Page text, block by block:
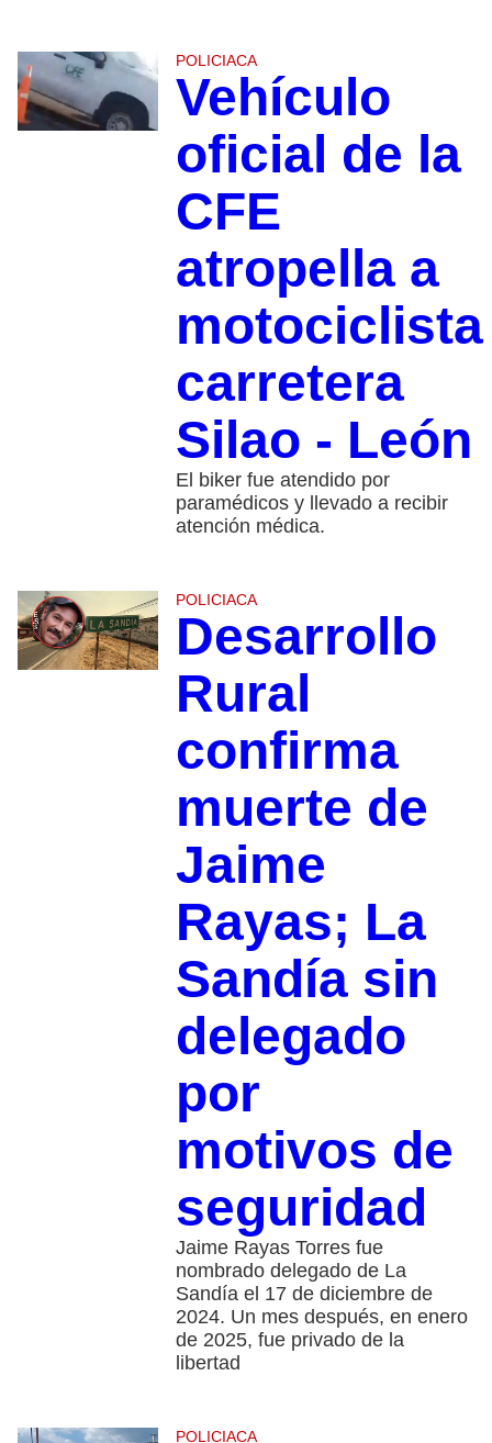
POLICIACA
Vehículo
oficial de la
CFE
atropella a
motociclista
carretera
Silao - León
El biker fue atendido por
paramédicos y llevado a recibir
atención médica.
POLICIACA
Desarrollo
Rural
confirma
muerte de
Jaime
Rayas; La
Sandía sin
delegado
por
motivos de
seguridad
Jaime Rayas Torres fue
nombrado delegado de La
Sandía el 17 de diciembre de
2024. Un mes después, en enero
de 2025, fue privado de la
libertad
POLICIACA